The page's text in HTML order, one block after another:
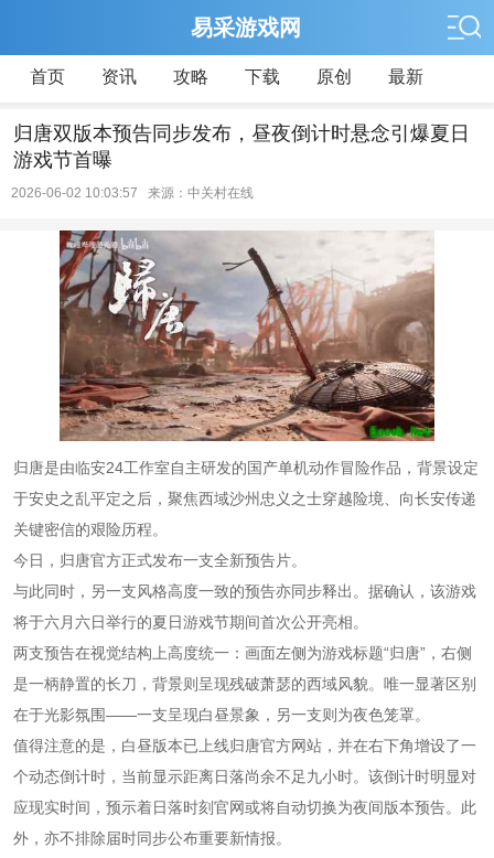
易采游戏网
首页 资讯 攻略 下载 原创 最新
归唐双版本预告同步发布，昼夜倒计时悬念引爆夏日
游戏节首曝
2026-06-02 10:03:57 来源：中关村在线
归唐是由临安24工作室自主研发的国产单机动作冒险作品，背景设定
于安史之乱平定之后，聚焦西域沙州忠义之士穿越险境、向长安传递
关键密信的艰险历程。
今日，归唐官方正式发布一支全新预告片。
与此同时，另一支风格高度一致的预告亦同步释出。据确认，该游戏
将于六月六日举行的夏日游戏节期间首次公开亮相。
两支预告在视觉结构上高度统一：画面左侧为游戏标题“归唐”，右侧
是一柄静置的长刀，背景则呈现残破萧瑟的西域风貌。唯一显著区别
在于光影氛围——一支呈现白昼景象，另一支则为夜色笼罩。
值得注意的是，白昼版本已上线归唐官方网站，并在右下角增设了一
个动态倒计时，当前显示距离日落尚余不足九小时。该倒计时明显对
应现实时间，预示着日落时刻官网或将自动切换为夜间版本预告。此
外，亦不排除届时同步公布重要新情报。